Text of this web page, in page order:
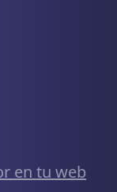
en tu web